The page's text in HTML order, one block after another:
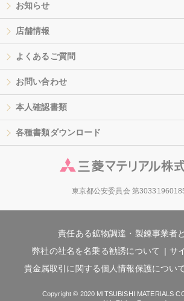
お知らせ
店舗情報
よくあるご質問
お問い合わせ
本人確認書類
各種書類ダウンロード
東京都公安委員会 第
責任ある鉱物調達・製錬事業者
弊社の社名を名乗る勧誘について
サ
貴金属取引に関する個人情報保護について
Copyright © 2020 MITSUBISHI MATERIALS